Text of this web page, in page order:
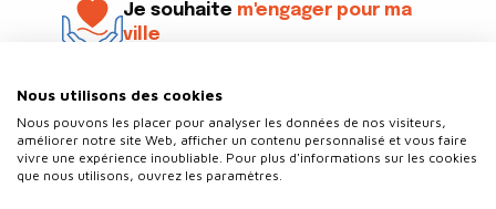
Je souhaite m'engager pour ma
ville
Nous utilisons des cookies
Nous pouvons les placer pour analyser les données de nos visiteurs,
améliorer notre site Web, afficher un contenu personnalisé et vous faire
vivre une expérience inoubliable. Pour plus d'informations sur les cookies
que nous utilisons, ouvrez les paramètres.